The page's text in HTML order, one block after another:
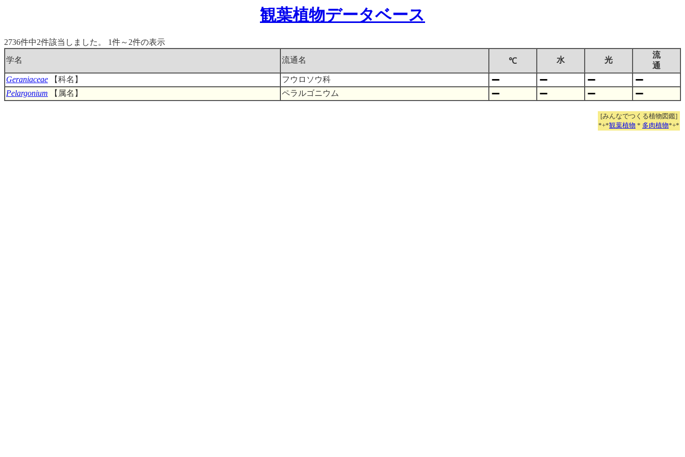
観葉植物データベース
2736件中2件該当しました。 1件～2件の表示
学名 流通名 ℃ 水 光
流
通
Geraniaceae
【科名】
フウロソウ科
Pelargonium
【属名】 ペラルゴニウム
[みんなでつくる植物図鑑]
*+*観葉植物 * 多肉植物*+*